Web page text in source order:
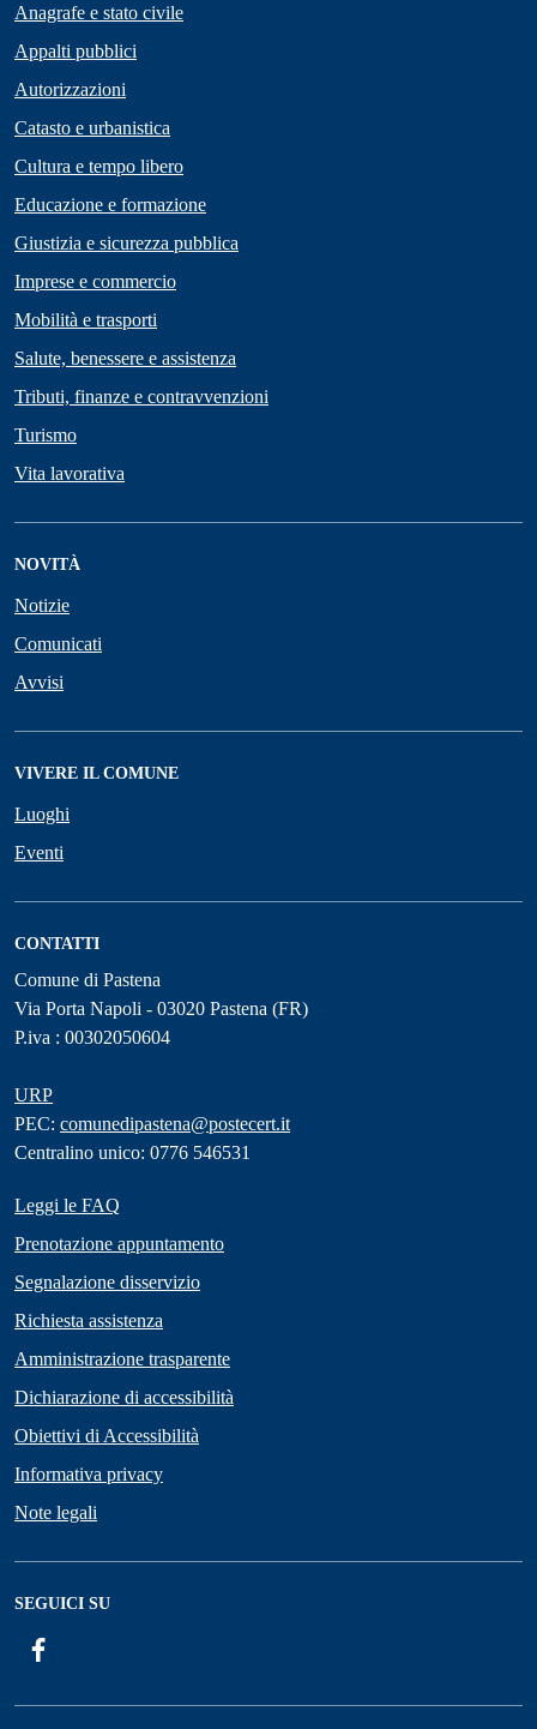
Anagrafe e stato civile
Appalti pubblici
Autorizzazioni
Catasto e urbanistica
Cultura e tempo libero
Educazione e formazione
Giustizia e sicurezza pubblica
Imprese e commercio
Mobilità e trasporti
Salute, benessere e assistenza
Tributi, finanze e contravvenzioni
Turismo
Vita lavorativa
NOVITÀ
Notizie
Comunicati
Avvisi
VIVERE IL COMUNE
Luoghi
Eventi
CONTATTI
Comune di Pastena
Via Porta Napoli - 03020 Pastena (FR)
P.iva : 00302050604
URP
PEC: comunedipastena@postecert.it
Centralino unico: 0776 546531
Leggi le FAQ
Prenotazione appuntamento
Segnalazione disservizio
Richiesta assistenza
Amministrazione trasparente
Dichiarazione di accessibilità
Obiettivi di Accessibilità
Informativa privacy
Note legali
SEGUICI SU